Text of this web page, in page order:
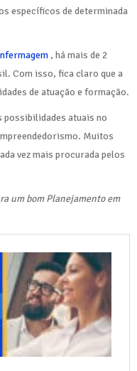
específicos de determinada
, há mais de 2
Com isso, fica claro que a
de atuação e formação.
possibilidades atuais no
Muitos
vez mais procurada pelos
um bom Planejamento em